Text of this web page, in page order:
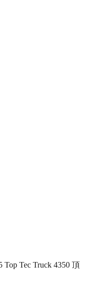
Top Tec Truck 4350 頂